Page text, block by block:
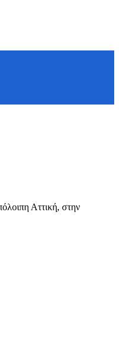
Αττική, στην